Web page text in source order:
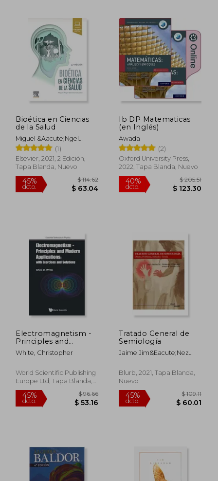
45%
dcto.
45%
dcto. $
Bioética en Ciencias
de la Salud
Miguel &Aacute;Ngel
S&Aacute;Nchez
Gonz&Aacute;Lez
(1)
Elsevier, 2021, 2 Edición,
Tapa Blanda, Nuevo
Ib DP Matematicas
(en Inglés)
Awada
(2)
Oxford University Press,
2022, Tapa Blanda, Nuevo
40%
Electromagnetism -
Principles and
Modern Applications:
With Exercises and
White, Christopher
World Scientific Publishing
Europe Ltd, Tapa Blanda,
Nuevo
Tratado General de
Semiología
Jaime Jim&Eacute;Nez
Blurb, 2021, Tapa Blanda,
Nuevo